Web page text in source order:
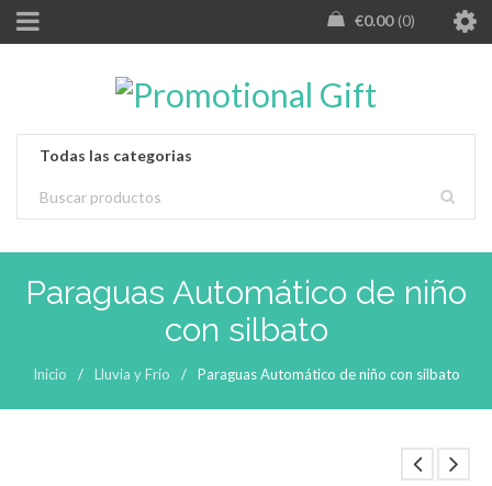
0.00
€ 0
Paraguas Automático de niño
con silbato
Inicio / Lluvia y Frío / Paraguas Automático de niño con silbato